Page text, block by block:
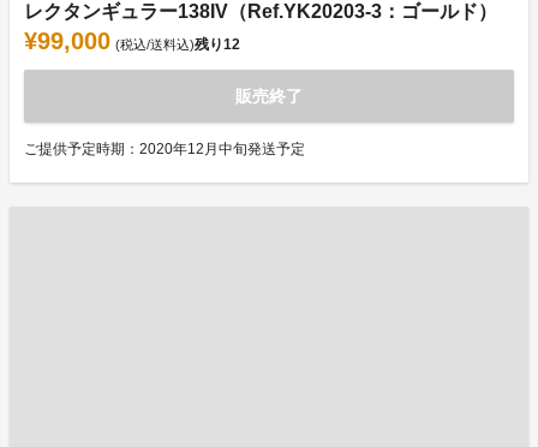
レクタンギュラー138IV（Ref.YK20203-3：ゴールド）
¥99,000 (税込/送料込)残り12
販売終了
ご提供予定時期：2020年12月中旬発送予定